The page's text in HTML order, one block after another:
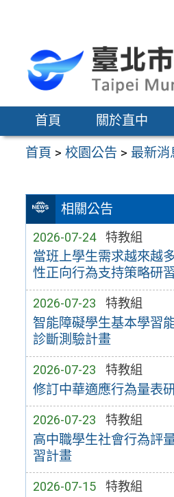
區
首頁 關於直中
首頁 >校園公告 > 最新消
相關公告
2026-07-24 特教組
當班上學生需求越來越
性正向行為支持策略研
2026-07-23 特教組
智能障礙學生基本學習
診斷測驗計畫
2026-07-23 特教組
修訂中華適應行為量表
2026-07-23 特教組
高中職學生社會行為評
習計畫
2026-07-15 特教組